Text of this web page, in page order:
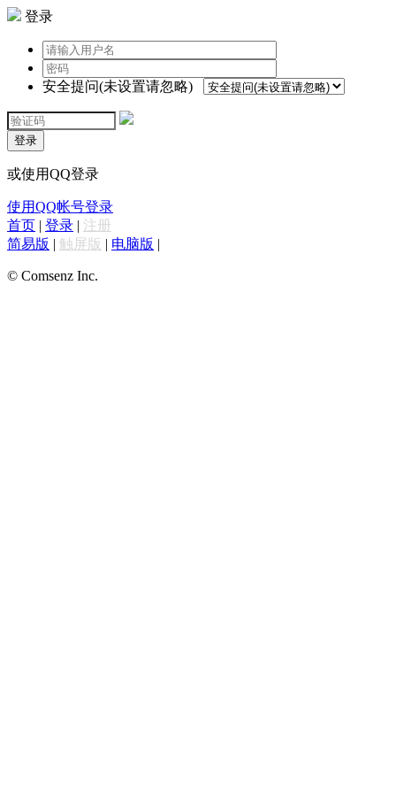
登录
安全提问(未设置请忽略)
登录
或使用QQ登录
使用QQ帐号登录
首页 | 登录 | 注册
简易版 | 触屏版 | 电脑版 |
© Comsenz Inc.